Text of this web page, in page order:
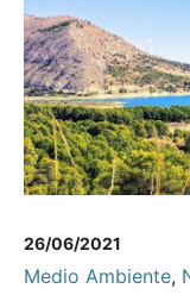
26/06/2021
Medio Ambiente,